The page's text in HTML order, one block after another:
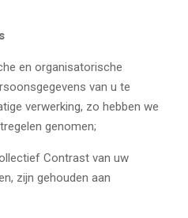
en organisatorische
van u te
verwerking, zo hebben we
genomen;
Contrast van uw
zijn gehouden aan